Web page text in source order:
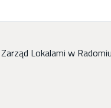
Lokalami w Radomiu